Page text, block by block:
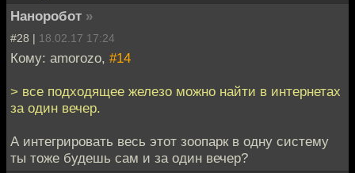
Наноробот »
#28 | 18.02.17 17:24
Кому: amorozo, #14
> все подходящее железо можно найти в интернетах
за один вечер.
А интегрировать весь этот зоопарк в одну систему
ты тоже будешь сам и за один вечер?